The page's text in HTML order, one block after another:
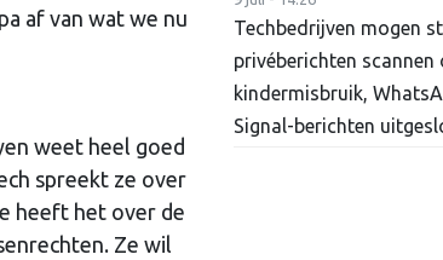
af van wat we nu
weet heel goed
spreekt ze over
heeft het over de
Ze wil
Techbedrijven mogen
privéberichten scannen
kindermisbruik,
Signal-berichten